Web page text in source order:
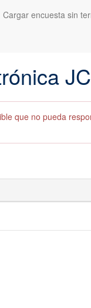
Cargar encuesta sin
que no pueda